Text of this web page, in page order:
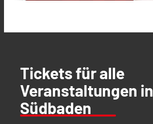
Tickets für alle
Veranstaltungen in
Südbaden